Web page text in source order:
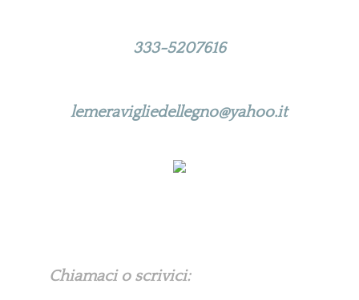
333-5207616
lemeravigliedellegno@yahoo.it
Chiamaci o scrivici: